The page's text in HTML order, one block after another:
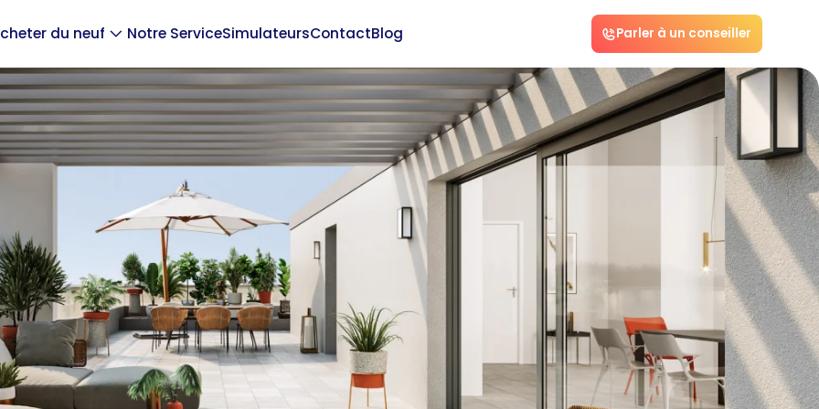
du neuf Notre ServiceSimulateursContactBlog Parler à un conseiller